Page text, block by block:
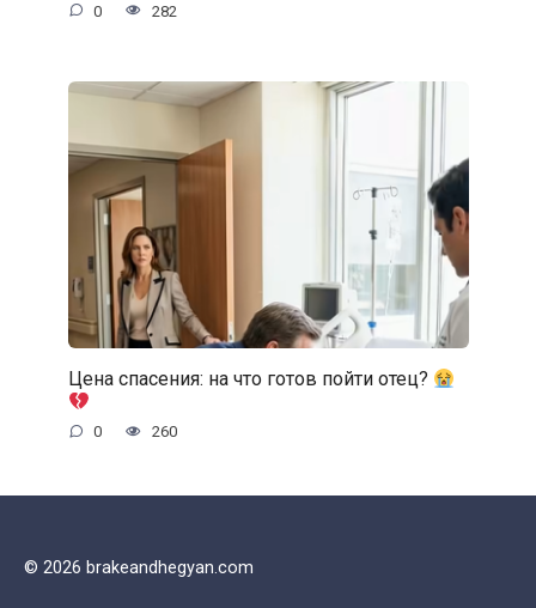
0 282
Цена спасения: на что готов пойти отец?
0 260
© 2026 brakeandhegyan.com